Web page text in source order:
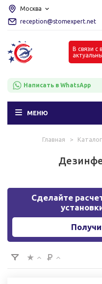
Москва
reception@stomexpert.net
В связи с
Написать в WhatsApp
МЕНЮ
Главная > Каталог
Сделайте